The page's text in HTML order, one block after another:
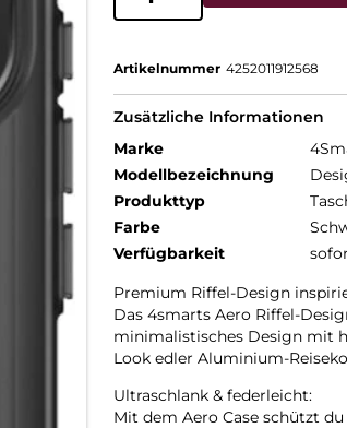
Artikelnummer 4252011912568
Zusätzliche Informationen
Marke
Modellbezeichnung
Produkttyp
Farbe
Verfügbarkeit
Premium Riffel-Design
Das 4smarts Aero Riffel-
minimalistisches Design mit
Look edler Aluminium-
Ultraschlank & federleicht:
Mit dem Aero Case schützt